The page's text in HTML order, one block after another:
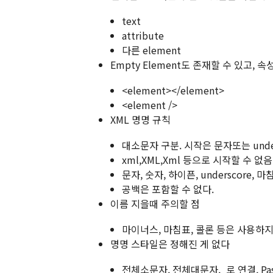
text
attribute
다른 element
Empty Element도 존재할 수 있고, 속
<element></element>
<element />
XML 명명 규칙
대소문자 구분. 시작은 문자또는
xml,XML,Xml 등으로 시작할 수 없음
문자, 숫자, 하이픈, underscore, 마
공백은 포함할 수 없다.
이름 지을때 주의할 점
마이너스, 마침표, 콜론 등은 사용하
명명 스타일은 정해진 게 없다
전체소문자, 전체대문자,_로 연결,